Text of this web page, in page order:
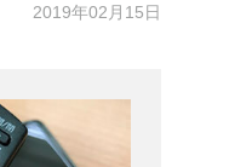
2019年02月15日